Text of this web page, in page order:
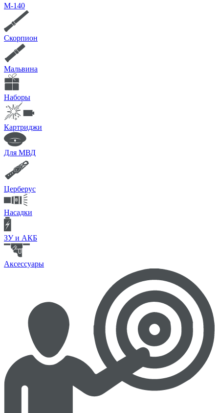
М-140
Скорпион
Мальвина
Наборы
Картриджи
Для МВД
Церберус
Насадки
ЗУ и АКБ
Аксессуары